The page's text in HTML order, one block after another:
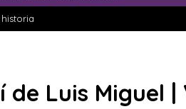
Luis Miguel |